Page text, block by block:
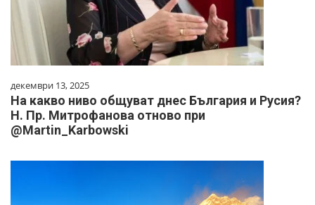
декември 13, 2025
На какво ниво общуват днес България и Русия?
Н. Пр. Митрофанова отново при
@Martin_Karbowski​